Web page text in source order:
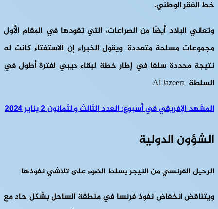
خط الفقر الوطني.
وتعاني البلاد أيضًا من الصراعات، التي تقودها في المقام الأول
مجموعات مسلحة متعددة. ويقول الخبراء إن الاستفتاء كانت له
نتيجة محددة سلفا في إطار خطة لبقاء ديبي لفترة أطول في
السلطة Al Jazeera
المشهد الإفريقي في أسبوع: العدد الثالث والثمانون 2 يناير 2024
الشؤون الدولية
الرحيل الفرنسي من النيجر يسلط الضوء على تلاشي نفوذها
ويتناقض انخفاض نفوذ فرنسا في منطقة الساحل بشكل حاد مع